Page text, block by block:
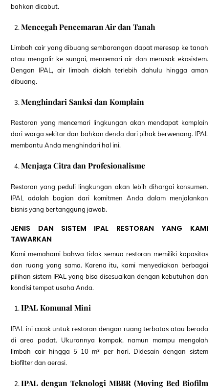
bahkan dicabut.
Mencegah Pencemaran Air dan Tanah
Limbah cair yang dibuang sembarangan dapat meresap ke tanah
atau mengalir ke sungai, mencemari air dan merusak ekosistem.
Dengan IPAL, air limbah diolah terlebih dahulu hingga aman
dibuang.
Menghindari Sanksi dan Komplain
Restoran yang mencemari lingkungan akan mendapat komplain
dari warga sekitar dan bahkan denda dari pihak berwenang. IPAL
membantu Anda menghindari hal ini.
Menjaga Citra dan Profesionalisme
Restoran yang peduli lingkungan akan lebih dihargai konsumen.
IPAL adalah bagian dari komitmen Anda dalam menjalankan
bisnis yang bertanggung jawab.
JENIS DAN SISTEM IPAL RESTORAN YANG KAMI
TAWARKAN
Kami memahami bahwa tidak semua restoran memiliki kapasitas
dan ruang yang sama. Karena itu, kami menyediakan berbagai
pilihan sistem IPAL yang bisa disesuaikan dengan kebutuhan dan
kondisi tempat usaha Anda.
IPAL Komunal Mini
IPAL ini cocok untuk restoran dengan ruang terbatas atau berada
di area padat. Ukurannya kompak, namun mampu mengolah
limbah cair hingga 5–10 m³ per hari. Didesain dengan sistem
biofilter dan aerasi.
IPAL dengan Teknologi MBBR (Moving Bed Biofilm